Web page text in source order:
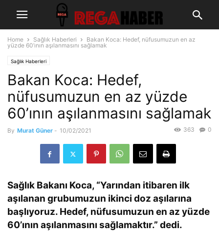
Home Sağlık Haberleri
Bakan Koca: Hedef, nüfusumuzun en az
yüzde 60’ının aşılanmasını sağlamak
Sağlık Haberleri
Bakan Koca: Hedef,
nüfusumuzun en az yüzde
60’ının aşılanmasını sağlamak
By Murat Güner - 10/02/2021 0
363
Sağlık Bakanı Koca, “Yarından itibaren ilk
aşılanan grubumuzun ikinci doz aşılarına
başlıyoruz. Hedef, nüfusumuzun en az yüzde
60’ının aşılanmasını sağlamaktır.” dedi.